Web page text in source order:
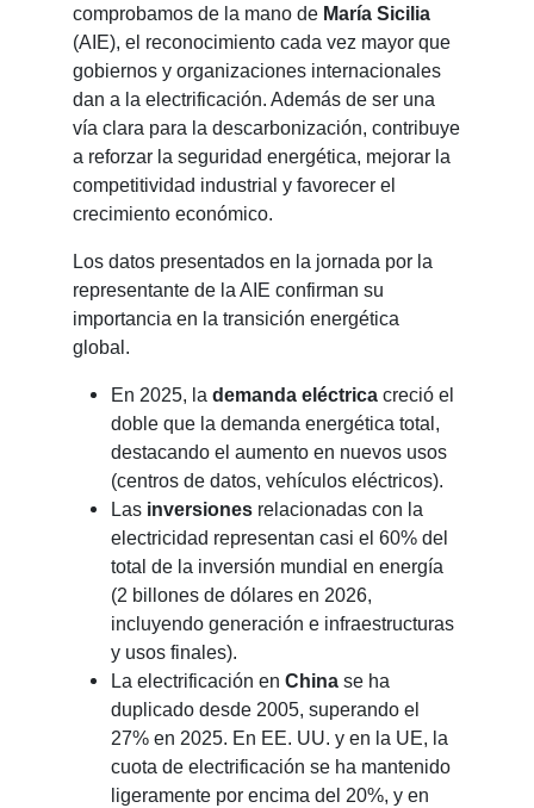
comprobamos de la mano de María Sicilia
(AIE), el reconocimiento cada vez mayor que
gobiernos y organizaciones internacionales
dan a la electrificación. Además de ser una
vía clara para la descarbonización, contribuye
a reforzar la seguridad energética, mejorar la
competitividad industrial y favorecer el
crecimiento económico.
Los datos presentados en la jornada por la
representante de la AIE confirman su
importancia en la transición energética
global.
En 2025, lademanda eléctrica creció el
doble que la demanda energética total,
destacando el aumento en nuevos usos
(centros de datos, vehículos eléctricos).
Las inversiones relacionadas con la
electricidad representan casi el 60% del
total de la inversión mundial en energía
(2 billones de dólares en 2026,
incluyendo generación e infraestructuras
y usos finales).
La electrificación enChina se ha
duplicado desde 2005, superando el
27% en 2025. En EE. UU. y en la UE, la
cuota de electrificación se ha mantenido
ligeramente por encima del 20%, y en